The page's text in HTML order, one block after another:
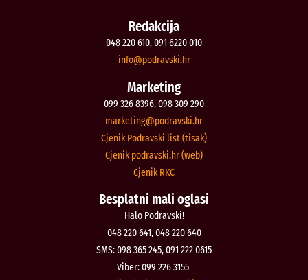
Redakcija
048 220 610, 091 6220 010
rh.iksvardop
@ofni
Marketing
099 326 8396, 098 309 290
rh.iksvardop
@gnitekram
Cjenik Podravski list (tisak)
Cjenik podravski.hr (web)
Cjenik RKC
Besplatni mali oglasi
Halo Podravski!
048 220 641, 048 220 640
SMS: 098 365 245, 091 222 0615
Viber: 099 226 3155